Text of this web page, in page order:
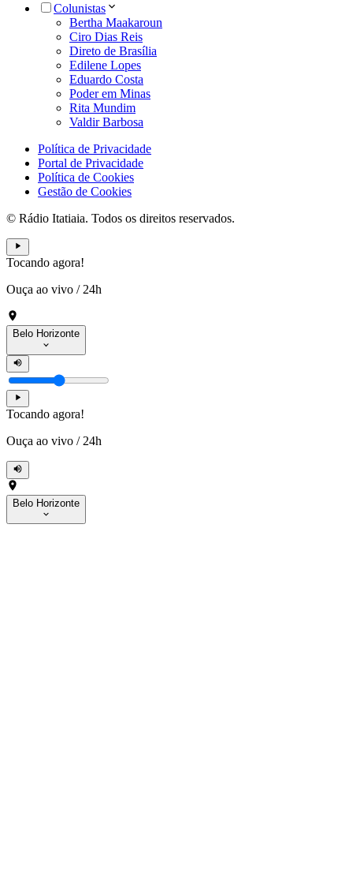
Colunistas
Bertha Maakaroun
Ciro Dias Reis
Direto de Brasília
Edilene Lopes
Eduardo Costa
Poder em Minas
Rita Mundim
Valdir Barbosa
Política de Privacidade
Portal de Privacidade
Política de Cookies
Gestão de Cookies
© Rádio Itatiaia. Todos os direitos reservados.
Tocando agora!
Ouça ao vivo / 24h
Belo Horizonte
Tocando agora!
Ouça ao vivo / 24h
Belo Horizonte